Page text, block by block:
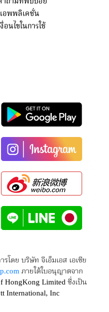
อพพลิเคชั่น
อนไขในการใช้
โดย บริษัท จีเอ็มเอส เอเซีย
ภายใต้ใบอนุญาตจาก
HongKong Limited ซึ่งเป็น
International, Inc